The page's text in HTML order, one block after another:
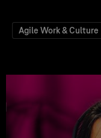
Agile Work & Culture